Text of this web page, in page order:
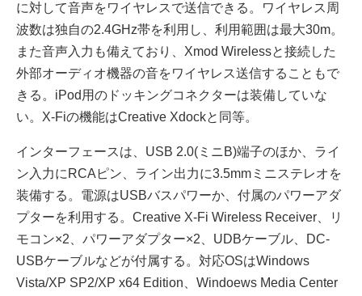
に対して音声をワイヤレスで送信できる。ワイヤレス周
波数は独自の2.4GHz帯を利用し、利用範囲は最大30m。
また音声入力も備えており、Xmod Wirelessと接続した
外部オーディオ機器の音をワイヤレス送信することもで
きる。iPod用のドッキングコネクターは装備していな
い。X-Fiの機能はCreative Xdockと同等。
インターフェースは、USB 2.0(ミニB)端子のほか、ライ
ン入力にRCAピン、ライン出力に3.5mmミニステレオを
装備する。電源はUSBバスパワーか、付属のパワーアダ
プターを利用する。Creative X-Fi Wireless Receiver、リ
モコン×2、パワーアダプター×2、UDBケーブル、DC-
USBケーブルなどが付属する。対応OSはWindows
Vista/XP SP2/XP x64 Edition、Windoews Media Center